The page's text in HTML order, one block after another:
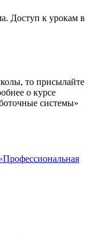
Доступ к урокам в
то присылайте
о курсе
системы»